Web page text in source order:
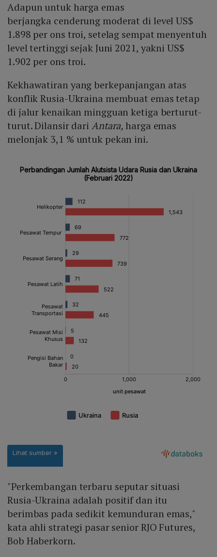
Adapun untuk harga emas
berjangka cenderung moderat di level US$
1.898 per ons troi, setelag sempat menyentuh
level tertinggi sejak Juni 2021, yakni US$
1.902 per ons troi.
Kekhawatiran yang berkepanjangan atas
konflik Rusia-Ukraina membuat emas tetap
di jalur kenaikan mingguan ketiga berturut-
turut. Dilansir dari Antara,harga emas
melonjak 3,1 % untuk pekan ini.
"Perkembangan terbaru seputar situasi
Rusia-Ukraina adalah positif dan itu
berimbas pada sedikit kemunduran emas,"
kata ahli strategi pasar senior RJO Futures,
Bob Haberkorn.